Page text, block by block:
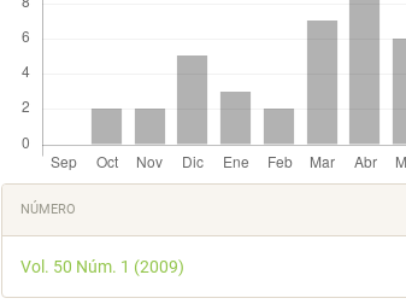
Detalles
del
artículo
NÚMERO
Vol. 50 Núm. 1 (2009)